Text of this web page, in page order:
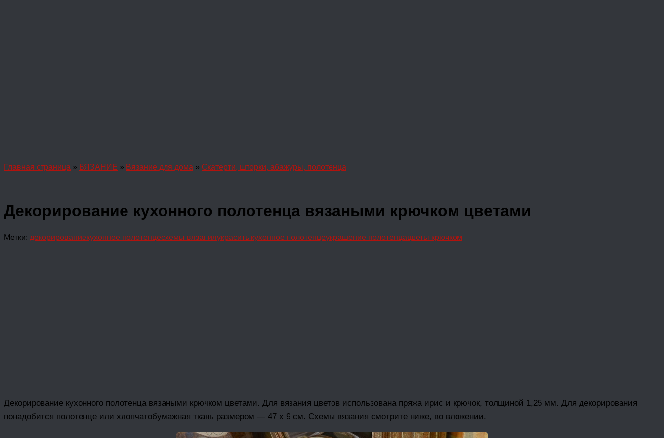
Главная страница » ВЯЗАНИЕ » Вязание для дома » Скатерти, шторки, абажуры, полотенца
Декорирование кухонного полотенца вязаными крючком цветами
Метки: декорированиекухонное полотенцесхемы вязанияукрасить кухонное полотенцеукрашение полотенцацветы крючком
Декорирование кухонного полотенца вязаными крючком цветами. Для вязания цветов использована пряжа ирис и крючок, толщиной 1,25 мм. Для декорирования
понадобится полотенце или хлопчатобумажная ткань размером — 47 х 9 см. Схемы вязания смотрите ниже, во вложении.